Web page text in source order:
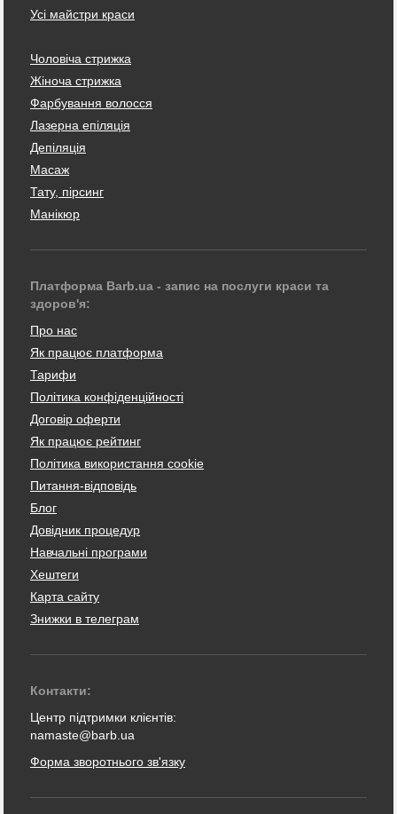
Усі майстри краси
Чоловіча стрижка
Жіноча стрижка
Фарбування волосся
Лазерна епіляція
Депіляція
Масаж
Тату, пірсинг
Манікюр
Платформа Barb.ua - запис на послуги краси та
здоров'я:
Про нас
Як працює платформа
Тарифи
Політика конфіденційності
Договір оферти
Як працює рейтинг
Політика використання cookie
Питання-відповідь
Блог
Довідник процедур
Навчальні програми
Хештеги
Карта сайту
Знижки в телеграм
Контакти:
Центр підтримки клієнтів:
namaste@barb.ua
Форма зворотнього зв'язку